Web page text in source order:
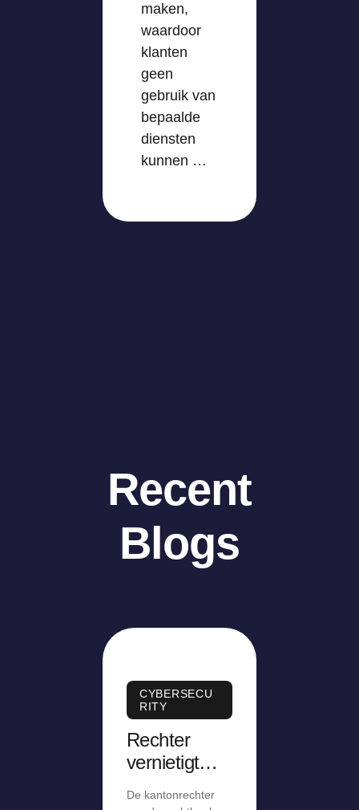
maken,
waardoor
klanten
geen
gebruik van
bepaalde
diensten
kunnen …
Recent
Blogs
CYBERSECU
RITY
Rechter
vernietigt
De kantonrechter